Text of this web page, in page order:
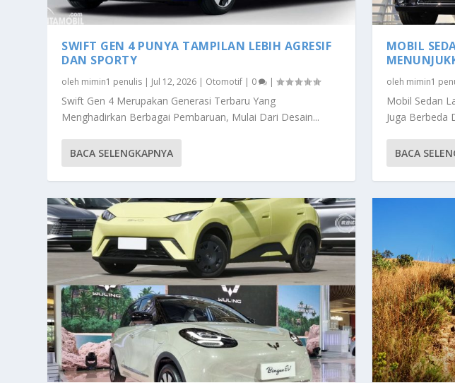
SWIFT GEN 4 PUNYA TAMPILAN LEBIH AGRESIF
DAN SPORTY
oleh mimin1 penulis | Jul 12, 2026 | Otomotif | 0 |
Swift Gen 4 Merupakan Generasi Terbaru Yang
Menghadirkan Berbagai Pembaruan, Mulai Dari Desain...
BACA SELENGKAPNYA
MOBIL
oleh mimin1
Mobil Sedan
Juga Berbeda
BACA